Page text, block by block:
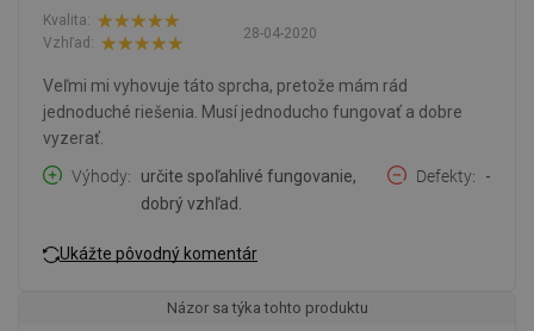
28-04-2020
Kvalita:
Vzhľad:
Veľmi mi vyhovuje táto sprcha, pretože mám rád
jednoduché riešenia. Musí jednoducho fungovať a dobre
vyzerať.
Výhody
určite spoľahlivé fungovanie,
dobrý vzhľad.
Defekty -
Ukážte pôvodný komentár
Názor sa týka tohto produktu